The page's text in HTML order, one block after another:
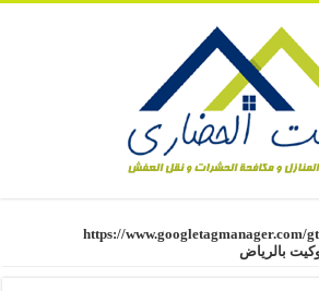
https://www.googletagmanager.com/
بالرياض